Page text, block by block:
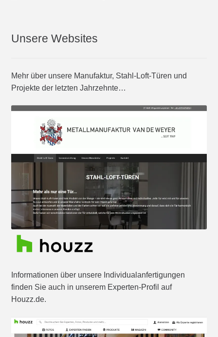
Unsere Websites
Mehr über unsere Manufaktur, Stahl-Loft-Türen und
Projekte der letzten Jahrzehnte…
Informationen über unsere Individualanfertigungen
finden Sie auch in unserem Experten-Profil auf
Houzz.de.